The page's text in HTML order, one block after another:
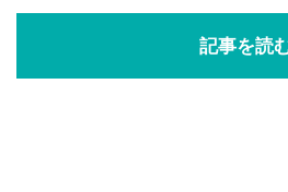
記事を読